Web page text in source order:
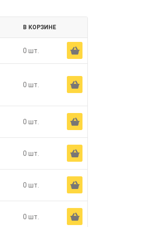
В КОРЗИНЕ
0 шт. Ä
0 шт. Ä
0 шт. Ä
0 шт. Ä
0 шт. Ä
0 шт. Ä